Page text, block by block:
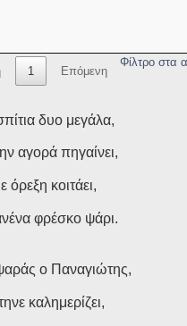
Φίλτρο στα
1 Επόμενη
δυο μεγάλα,
αγορά πηγαίνει,
όρεξη κοιτάει,
φρέσκο ψάρι.
ο Παναγιώτης,
καλημερίζει,